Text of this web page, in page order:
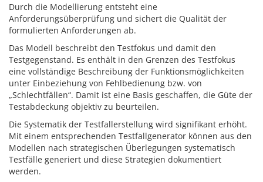
Durch die Modellierung entsteht eine
Anforderungsüberprüfung und sichert die Qualität der
formulierten Anforderungen ab.
Das Modell beschreibt den Testfokus und damit den
Testgegenstand. Es enthält in den Grenzen des Testfokus
eine vollständige Beschreibung der Funktionsmöglichkeiten
unter Einbeziehung von Fehlbedienung bzw. von
„Schlechtfällen“. Damit ist eine Basis geschaffen, die Güte der
Testabdeckung objektiv zu beurteilen.
Die Systematik der Testfallerstellung wird signifikant erhöht.
Mit einem entsprechenden Testfallgenerator können aus den
Modellen nach strategischen Überlegungen systematisch
Testfälle generiert und diese Strategien dokumentiert
werden.